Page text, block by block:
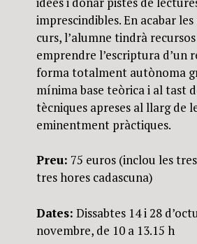
imprescindibles. En acabar
curs, l’alumne tindrà
emprendre l’escriptura d’un
forma totalment autònoma
mínima base teòrica i al tast
tècniques apreses al llarg de
eminentment pràctiques.
Preu: 75 euros (inclou les
tres hores cadascuna)
Dates: Dissabtes 14 i 28
novembre, de 10 a 13.15 h